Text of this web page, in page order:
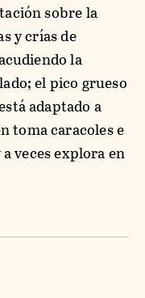
sobre la
y crías de
la
el pico grueso
adaptado a
toma caracoles e
veces explora en